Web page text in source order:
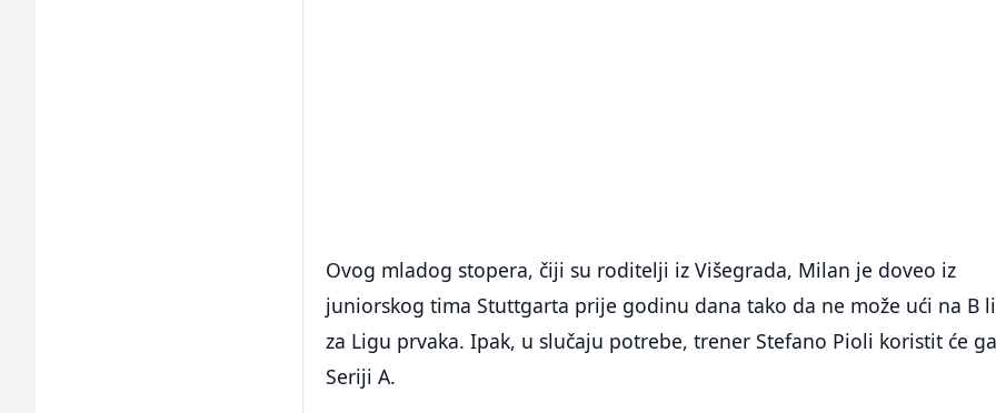
Ovog mladog stopera, čiji su roditelji iz Višegrada, Milan je doveo iz
juniorskog tima Stuttgarta prije godinu dana tako da ne može ući na B
za Ligu prvaka. Ipak, u slučaju potrebe, trener Stefano Pioli koristit će
Seriji A.